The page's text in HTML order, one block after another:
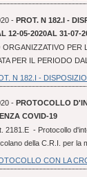
- PROT. N 182.I -
12-05-2020AL 31-07-
ORGANIZZATIVO PER
PER IL PERIODO
N 182.I -
- PROTOCOLLO
COVID-19
2181.E - Protocollo
della C.R.I. per la
CON LA